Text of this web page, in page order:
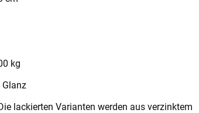
kg
Glanz
lackierten Varianten werden aus verzinktem